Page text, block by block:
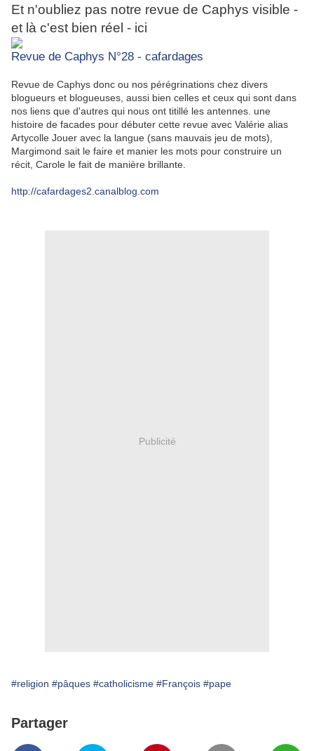
Et n'oubliez pas notre revue de Caphys visible -
et là c'est bien réel - ici
Revue de Caphys N°28 - cafardages
Revue de Caphys donc ou nos pérégrinations chez divers
blogueurs et blogueuses, aussi bien celles et ceux qui sont dans
nos liens que d'autres qui nous ont titillé les antennes. une
histoire de facades pour débuter cette revue avec Valérie alias
Artycolle Jouer avec la langue (sans mauvais jeu de mots),
Margimond sait le faire et manier les mots pour construire un
récit, Carole le fait de manière brillante.
http://cafardages2.canalblog.com
Publicité
#religion #pâques #catholicisme #François #pape
Partager